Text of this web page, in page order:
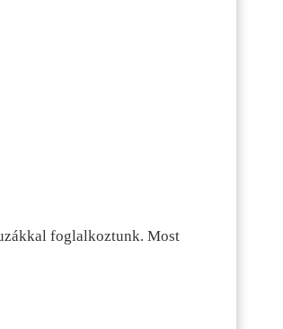
foglalkoztunk. Most